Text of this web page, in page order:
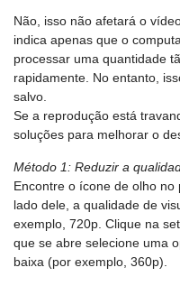
Não, isso não afetará o
indica apenas que o
processar uma quantidade
rapidamente. No entanto,
salvo.
Se a reprodução está
soluções para melhorar o
Método 1: Reduzir a
Encontre o ícone de olho
lado dele, a qualidade de
exemplo, 720p. Clique na
que se abre selecione uma
baixa (por exemplo, 360p).